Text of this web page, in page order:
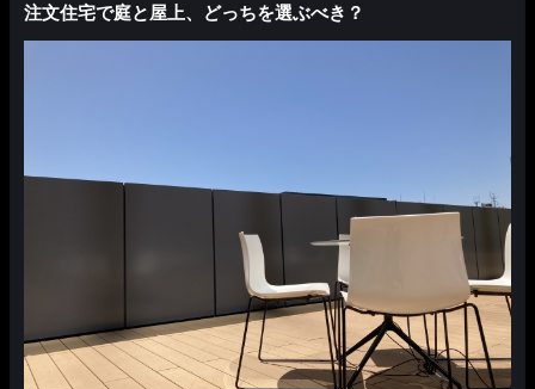
注文住宅で庭と屋上、どっちを選ぶべき？